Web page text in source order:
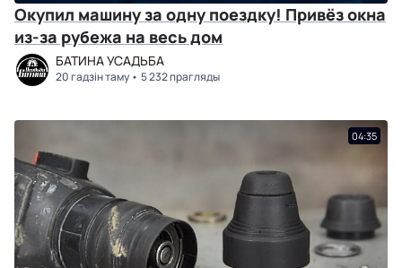
Окупил машину за одну поездку! Привёз окна
из-за рубежа на весь дом
БАТИНА УСАДЬБА
20 гадзін таму 5 232 прагляды
04:35